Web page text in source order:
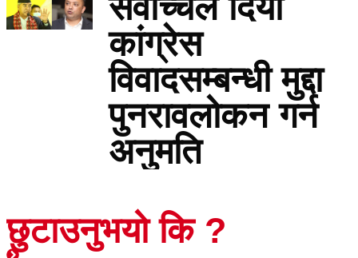
कांग्रेस
विवादसम्बन्धी मुद्दा
पुनरावलोकन गर्न
अनुमति
छुटाउनुभयो कि ?